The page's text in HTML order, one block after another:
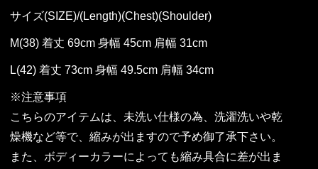
サイズ(SIZE)/(Length)(Chest)(Shoulder)
M(38) 着丈 69cm 身幅 45cm 肩幅 31cm
L(42) 着丈 73cm 身幅 49.5cm 肩幅 34cm
※注意事項
こちらのアイテムは、未洗い仕様の為、洗濯洗いや乾
燥機など等で、縮みが出ますので予め御了承下さい。
また、ボディーカラーによっても縮み具合に差が出ま